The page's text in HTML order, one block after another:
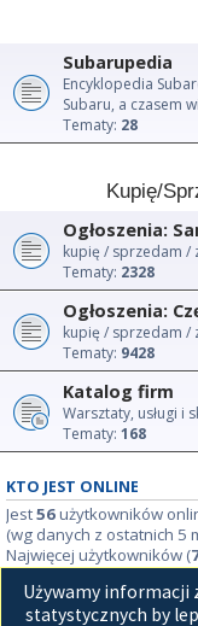
Subarupedia
Encyklopedia
Subaru, a czasem
Tematy: 28
Kupię/
Ogłoszenia:
kupię / sprzedam /
Tematy: 2328
Ogłoszenia:
kupię / sprzedam /
Tematy: 9428
Katalog firm
Warsztaty, usługi i
Tematy: 168
KTO JEST ONLINE
Jest56użytkowników
(wg danych z ostatnich 5
Najwięcej użytkowników (
STATYSTYKI
Używamy informacji
statystycznych by